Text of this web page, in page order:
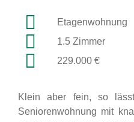
Etagenwohnung
1.5 Zimmer
229.000 €
Klein aber fein, so
Seniorenwohnung mit